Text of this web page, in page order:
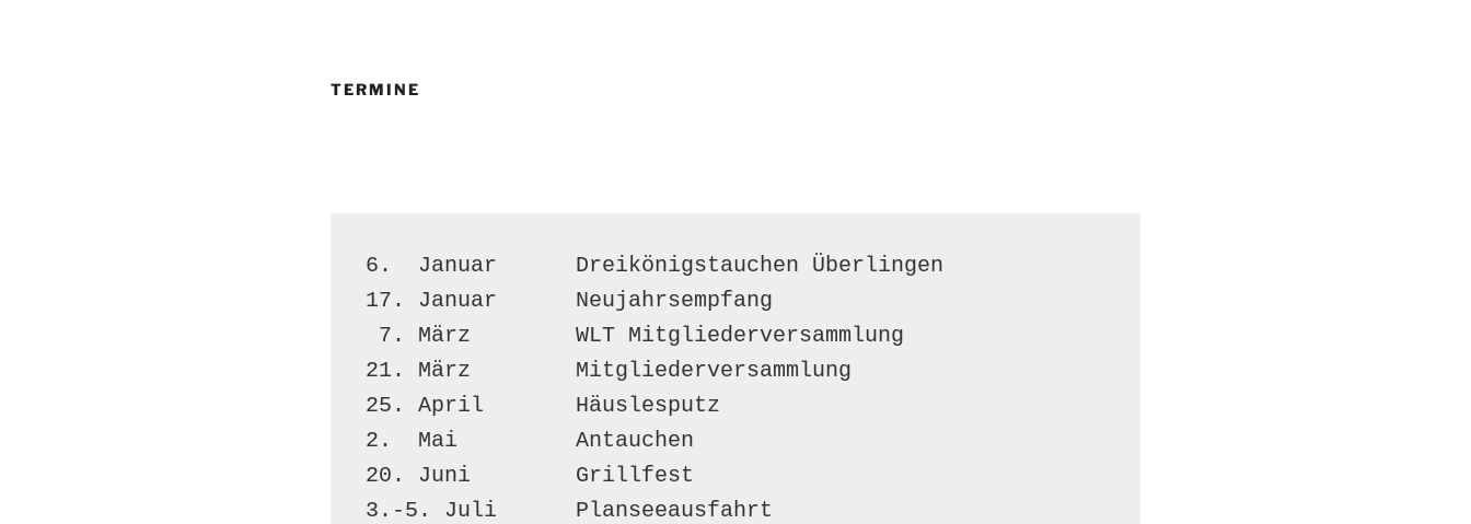
TERMINE
6.  Januar      Dreikönigstauchen Überlingen
17. Januar      Neujahrsempfang
7. März        WLT Mitgliederversammlung
21. März        Mitgliederversammlung
25. April       Häuslesputz
2.  Mai         Antauchen
20. Juni        Grillfest
3.-5. Juli      Planseeausfahrt